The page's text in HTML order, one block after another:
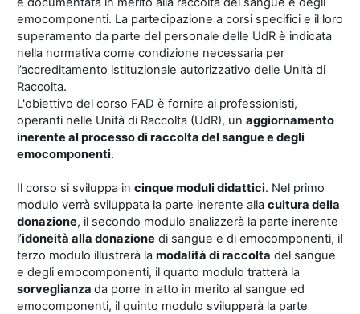
emocomponenti. La partecipazione a corsi specifici e il loro
superamento da parte del personale delle UdR è indicata
nella normativa come condizione necessaria per
l’accreditamento istituzionale autorizzativo delle Unità di
Raccolta.
L'obiettivo del corso FAD è fornire ai professionisti,
operanti nelle Unità di Raccolta (UdR), un aggiornamento
inerente al processo di raccolta del sangue e degli
emocomponenti.
Il corso si sviluppa in cinque moduli didattici. Nel primo
modulo verrà sviluppata la parte inerente alla cultura della
donazione, il secondo modulo analizzerà la parte inerente
l’idoneità alla donazione di sangue e di emocomponenti, il
terzo modulo illustrerà la modalità di raccolta del sangue
e degli emocomponenti, il quarto modulo tratterà la
sorveglianza da porre in atto in merito al sangue ed
emocomponenti, il quinto modulo svilupperà la parte